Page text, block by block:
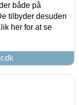
både på
tilbyder desuden
her for at se